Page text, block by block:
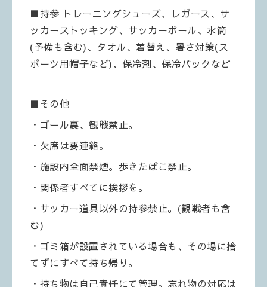
■持参 トレーニングシューズ、レガース、サ
ッカーストッキング、サッカーボール、水筒
(予備も含む)、タオル、着替え、暑さ対策(ス
ポーツ用帽子など)、保冷剤、保冷バックなど
■その他
・ゴール裏、観戦禁止。
・欠席は要連絡。
・施設内全面禁煙。歩きたばこ禁止。
・関係者すべてに挨拶を。
・サッカー道具以外の持参禁止。(観戦者も含
む)
・ゴミ箱が設置されている場合も、その場に捨
てずにすべて持ち帰り。
・持ち物は自己責任にて管理。忘れ物の対応は